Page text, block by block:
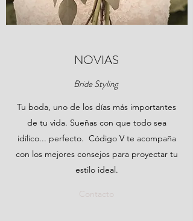
NOVIAS
Bride Styling
Tu boda, uno de los días más importantes
de tu vida. Sueñas con que todo sea
idílico... perfecto. Código V te acompaña
con los mejores consejos para proyectar tu
estilo ideal.
Contacto